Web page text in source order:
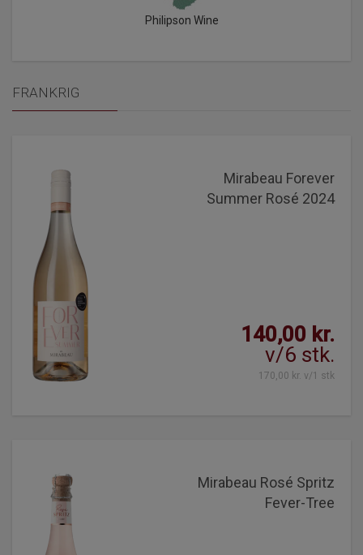
Philipson Wine
FRANKRIG
Mirabeau Forever
Summer Rosé 2024
140,00 kr.
v/6 stk.
170,00 kr. v/1 stk
Mirabeau Rosé Spritz
Fever-Tree